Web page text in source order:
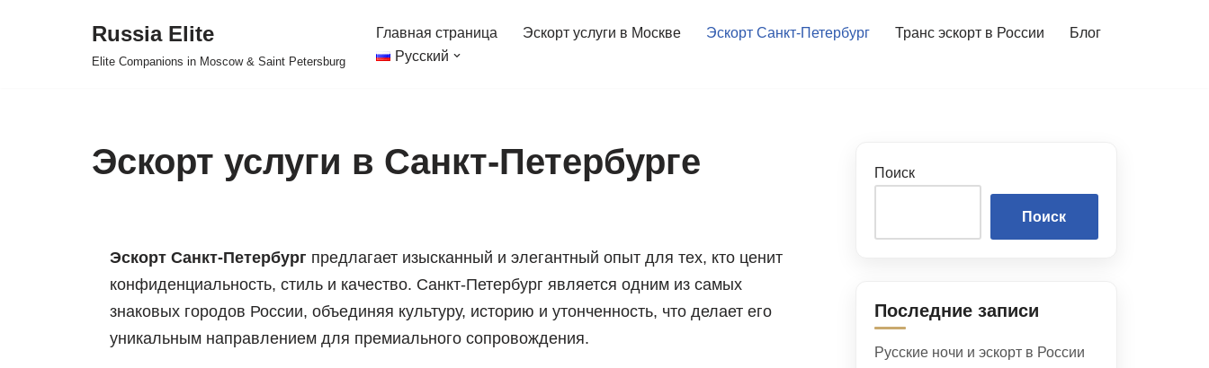
Russia Elite
Elite Companions in Moscow & Saint Petersburg
Главная страница Эскорт услуги в Москве Эскорт Санкт-Петербург Транс эскорт в России
Блог
Русский
Эскорт услуги в Санкт-Петербурге
Эскорт Санкт-Петербург предлагает изысканный и элегантный опыт для тех, кто ценит
конфиденциальность, стиль и качество. Санкт-Петербург является одним из самых
знаковых городов России, объединяя культуру, историю и утонченность, что делает его
уникальным направлением для премиального сопровождения.
Поиск
Поиск
Последние записи
Русские ночи и эскорт в России